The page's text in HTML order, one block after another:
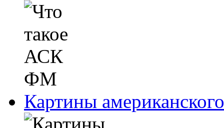
Картины